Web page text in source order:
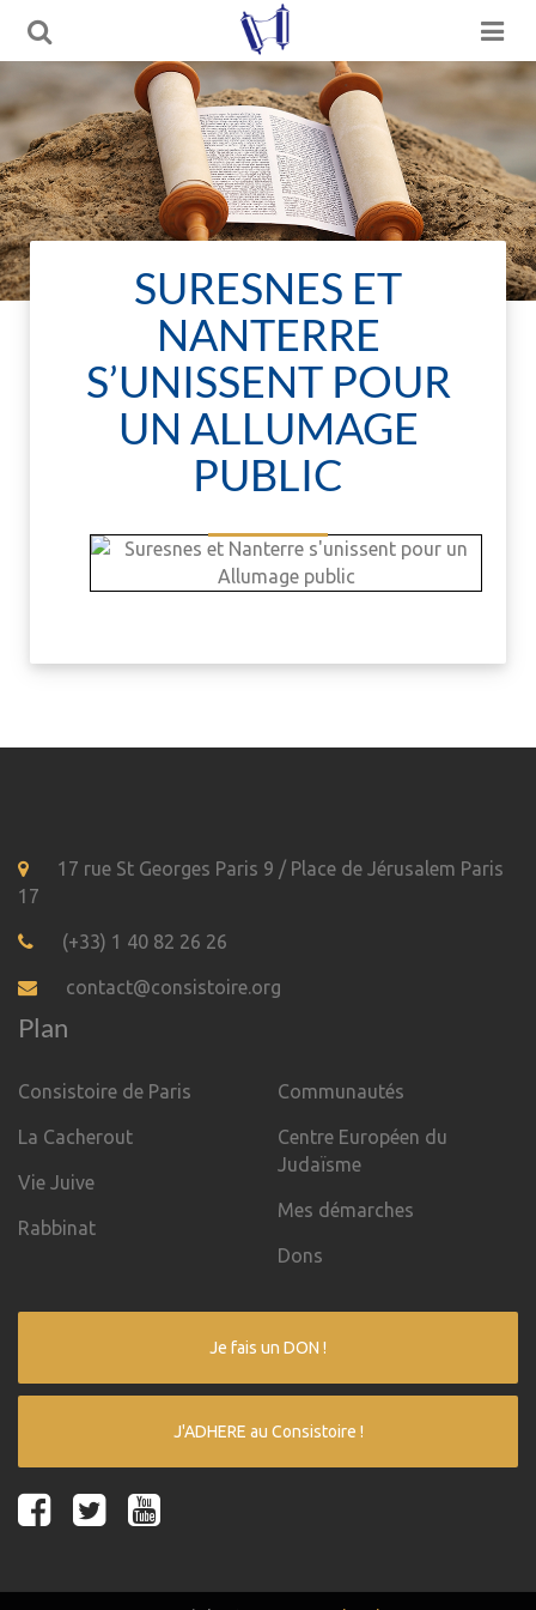
SURESNES ET
NANTERRE
S’UNISSENT POUR
UN ALLUMAGE
PUBLIC
17 rue St Georges Paris 9 / Place de Jérusalem Paris
17
(+33) 1 40 82 26 26
contact@consistoire.org
Plan
Consistoire de Paris
La Cacherout
Vie Juive
Rabbinat
Communautés
Centre Européen du
Judaïsme
Mes démarches
Dons
Je fais un DON !
J'ADHERE au Consistoire !